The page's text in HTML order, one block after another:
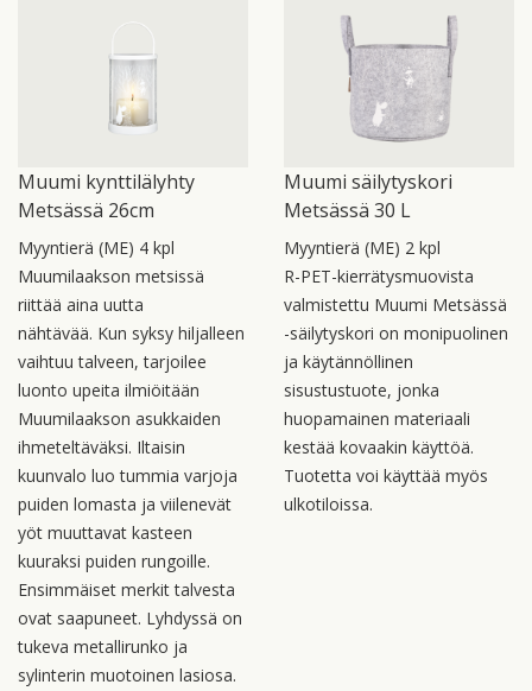
Muumi kynttilälyhty
Metsässä 26cm
Myyntierä (ME) 4 kpl
Muumilaakson metsissä
riittää aina uutta
nähtävää. Kun syksy hiljalleen
vaihtuu talveen, tarjoilee
luonto upeita ilmiöitään
Muumilaakson asukkaiden
ihmeteltäväksi. Iltaisin
kuunvalo luo tummia varjoja
puiden lomasta ja viilenevät
yöt muuttavat kasteen
kuuraksi puiden rungoille.
Ensimmäiset merkit talvesta
ovat saapuneet. Lyhdyssä on
tukeva metallirunko ja
sylinterin muotoinen lasiosa.
Muumi säilytyskori
Metsässä 30 L
Myyntierä (ME) 2 kpl
R-PET-kierrätysmuovista
valmistettu Muumi Metsässä
-säilytyskori on monipuolinen
ja käytännöllinen
sisustustuote, jonka
huopamainen materiaali
kestää kovaakin käyttöä.
Tuotetta voi käyttää myös
ulkotiloissa.